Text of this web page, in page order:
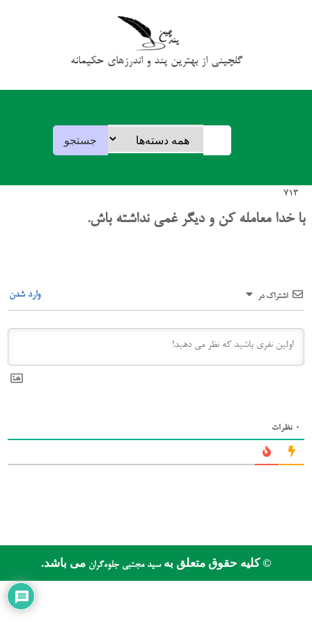
گلچینی از بهترین پند و اندرزهای حکیمانه
713
با خدا معامله کن و دیگر غمی نداشته باش.
اشتراک در وارد شدن
0 نظرات
© کلیه حقوق متعلق بهسید مجتبی جلوه‌گرانمی باشد.